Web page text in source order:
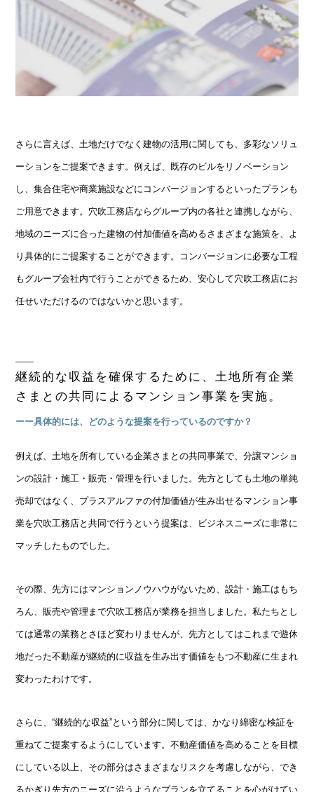
さらに言えば、土地だけでなく建物の活用に関しても、多彩なソリュ
ーションをご提案できます。例えば、既存のビルをリノベーション
し、集合住宅や商業施設などにコンバージョンするといったプランも
ご用意できます。穴吹工務店ならグループ内の各社と連携しながら、
地域のニーズに合った建物の付加価値を高めるさまざまな施策を、よ
り具体的にご提案することができます。コンバージョンに必要な工程
もグループ会社内で行うことができるため、安心して穴吹工務店にお
任せいただけるのではないかと思います。
継続的な収益を確保するために、土地所有企業
さまとの共同によるマンション事業を実施。
ーー具体的には、どのような提案を行っているのですか？
例えば、土地を所有している企業さまとの共同事業で、分譲マンショ
ンの設計・施工・販売・管理を行いました。先方としても土地の単純
売却ではなく、プラスアルファの付加価値が生み出せるマンション事
業を穴吹工務店と共同で行うという提案は、ビジネスニーズに非常に
マッチしたものでした。
その際、先方にはマンションノウハウがないため、設計・施工はもち
ろん、販売や管理まで穴吹工務店が業務を担当しました。私たちとし
ては通常の業務とさほど変わりませんが、先方としてはこれまで遊休
地だった不動産が継続的に収益を生み出す価値をもつ不動産に生まれ
変わったわけです。
さらに、“継続的な収益”という部分に関しては、かなり綿密な検証を
重ねてご提案するようにしています。不動産価値を高めることを目標
にしている以上、その部分はさまざまなリスクを考慮しながら、でき
るかぎり先方のニーズに沿うようなプランを立てることを心がけてい